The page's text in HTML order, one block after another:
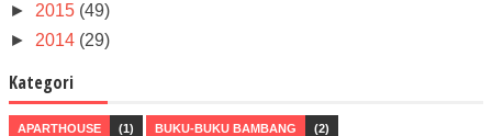
► 2015 (49)
► 2014 (29)
Kategori
APARTHOUSE (1) BUKU-BUKU BAMBANG (2)